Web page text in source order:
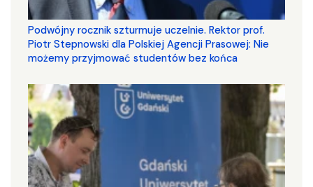
Podwójny rocznik szturmuje uczelnie. Rektor prof.
Piotr Stepnowski dla Polskiej Agencji Prasowej: Nie
możemy przyjmować studentów bez końca